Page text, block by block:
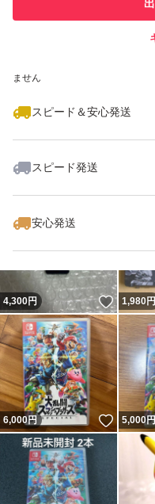
ません
スピード＆安心発送
スピード発送
安心発送
4,300円 いいね
1,980円
6,000円 いい
5,000円